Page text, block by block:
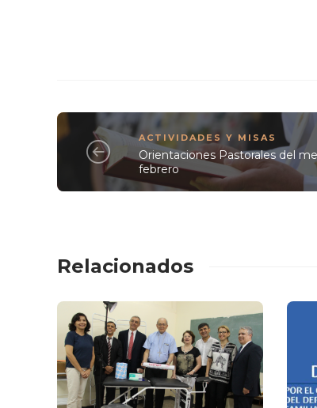
ACTIVIDADES Y MISAS
Orientaciones Pastorales del
febrero
Relacionados